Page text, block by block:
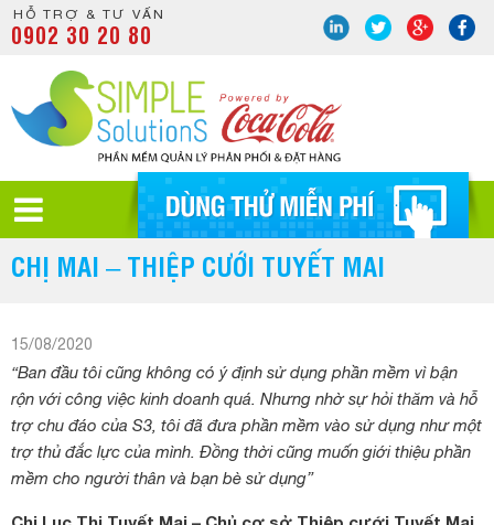
HỖ TRỢ & TƯ VẤN
0902 30 20 80
CHỊ MAI – THIỆP CƯỚI TUYẾT MAI
15/08/2020
“Ban đầu tôi cũng không có ý định sử dụng phần mềm vì bận
rộn với công việc kinh doanh quá. Nhưng nhờ sự hỏi thăm và hỗ
trợ chu đáo của S3, tôi đã đưa phần mềm vào sử dụng như một
trợ thủ đắc lực của mình. Đồng thời cũng muốn giới thiệu phần
mềm cho người thân và bạn bè sử dụng”